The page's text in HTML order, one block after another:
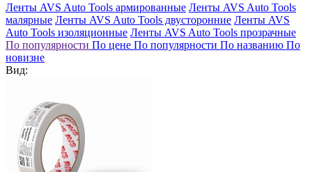
Ленты AVS Auto Tools армированные Ленты AVS Auto Tools
малярные Ленты AVS Auto Tools двусторонние Ленты AVS
Auto Tools изоляционные Ленты AVS Auto Tools прозрачные
По популярности По цене По популярности По названию По
новизне
Вид: